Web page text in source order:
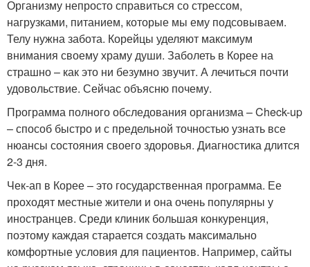
Организму непросто справиться со стрессом,
нагрузками, питанием, которые мы ему подсовываем.
Телу нужна забота. Корейцы уделяют максимум
внимания своему храму души. Заболеть в Корее на
страшно – как это ни безумно звучит. А лечиться почти
удовольствие. Сейчас объясню почему.
Программа полного обследования организма – Check-up
– способ быстро и с предельной точностью узнать все
нюансы состояния своего здоровья. Диагностика длится
2-3 дня.
Чек-ап в Корее – это государственная программа. Ее
проходят местные жители и она очень популярны у
иностранцев. Среди клиник большая конкуренция,
поэтому каждая старается создать максимально
комфортные условия для пациентов. Например, сайты